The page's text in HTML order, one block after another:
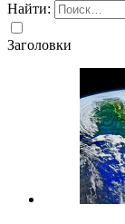
Найти:
Заголовки